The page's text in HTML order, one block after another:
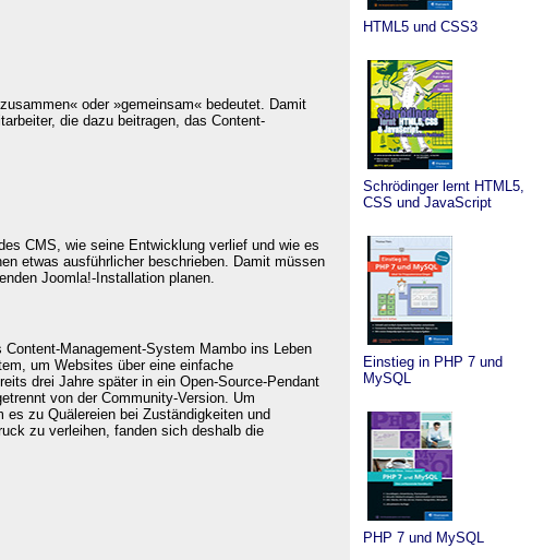
oder »gemeinsam« bedeutet. Damit
die dazu beitragen, das Content-
CMS, wie seine Entwicklung verlief und wie es
etwas ausführlicher beschrieben. Damit müssen
Joomla!-Installation planen.
Management-System Mambo ins Leben
um Websites über eine einfache
drei Jahre später in ein Open-Source-Pendant
von der Community-Version. Um
es zu Quälereien bei Zuständigkeiten und
zu verleihen, fanden sich deshalb die
HTML5 und CSS3
Schrödinger lernt HTML5,
CSS und JavaScript
Einstieg in PHP 7 und
MySQL
PHP 7 und MySQL